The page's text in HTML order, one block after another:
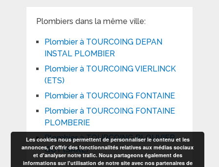
Plombiers dans la même ville:
Plombier à TOURCOING DEPAN
INSTAL PLOMBIER
Plombier à TOURCOING VIERLINCK
(ETS)
Plombier à TOURCOING FONTAINE
Plombier à TOURCOING FONTAINE
PLOMBERIE
Plombier à TOURCOING PLOUVIER
GUY (SARL)
Les cookies nous permettent de personnaliser le contenu et les
annonces, d'offrir des fonctionnalités relatives aux médias sociaux
et d'analyser notre trafic. Nous partageons également des
informations sur l'utilisation de notre site avec nos partenaires de